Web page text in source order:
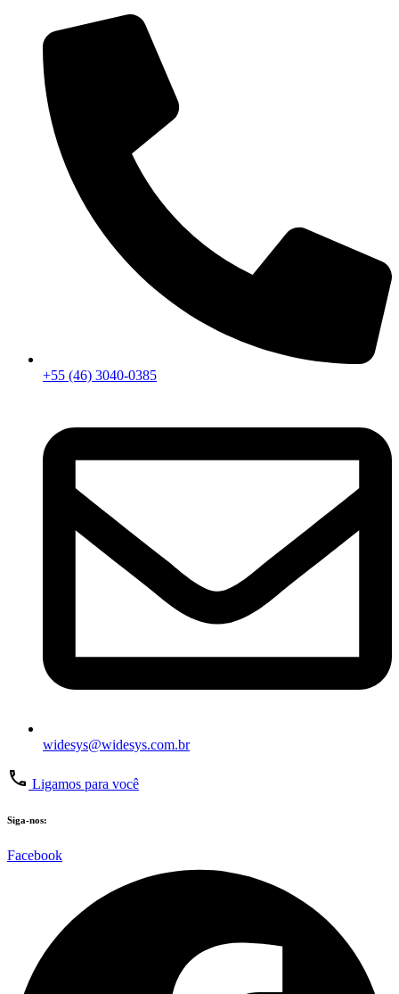
+55 (46) 3040-0385
widesys@widesys.com.br
Ligamos para você
Siga-nos:
Facebook